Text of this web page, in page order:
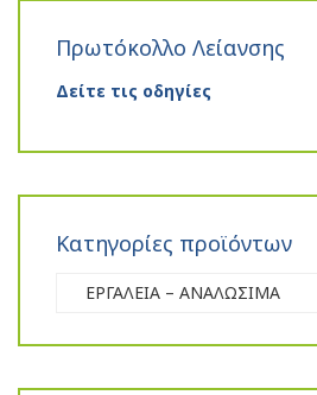
Πρωτόκολλο Λείανσης
Δείτε τις οδηγίες
Κατηγορίες προϊόντων
ΕΡΓΑΛΕΙΑ – ΑΝΑΛΩΣΙΜΑ